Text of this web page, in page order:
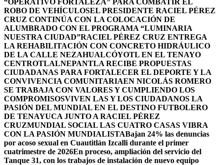
“OPERATIVO FORTALEZA” PARA COMBATIR EL
ROBO DE VEHÍCULOSEL PRESIDENTE RACIEL PÉREZ
CRUZ CONTINÚA CON LA COLOCACIÓN DE
ALUMBRADO CON EL PROGRAMA “LUMINARIA
NUESTRA CIUDAD”RACIEL PÉREZ CRUZ ENTREGA
LA REHABILITACIÓN CON CONCRETO HIDRÁULICO
DE LA CALLE NEZAHUALCÓYOTL EN EL TENAYO
CENTROTLALNEPANTLA RECIBE PROPUESTAS
CIUDADANAS PARA FORTALECER EL DEPORTE Y LA
CONVIVENCIA COMUNITARIAEN NICOLÁS ROMERO
SE TRABAJA CON VALORES Y CUMPLIENDO LOS
COMPROMISOSVIVEN LAS Y LOS CIUDADANOS LA
PASIÓN DEL MUNDIAL EN EL DESTINO FUTBOLERO
DE TENAYUCA JUNTO A RACIEL PÉREZ
CRUZMUNDIAL SOCIAL LAS CUATRO CASAS VIBRA
CON LA PASIÓN MUNDIALISTABajan 24% las denuncias
por acoso sexual en Cuautitlán Izcalli durante el primer
cuatrimestre de 2026En proceso, ampliación del servicio del
Tanque 31, con los trabajos de instalación de nuevo equipo